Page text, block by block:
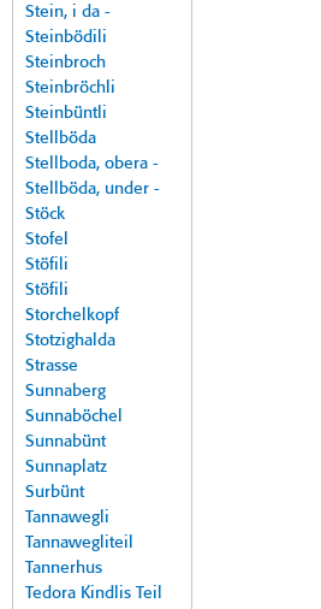
Stein, i da -
Steinbödili
Steinbroch
Steinbröchli
Steinbüntli
Stellböda
Stellboda, obera -
Stellböda, under -
Stöck
Stofel
Stöfili
Stöfili
Storchelkopf
Stotzighalda
Strasse
Sunnaberg
Sunnaböchel
Sunnabünt
Sunnaplatz
Surbünt
Tannawegli
Tannawegliteil
Tannerhus
Tedora Kindlis Teil